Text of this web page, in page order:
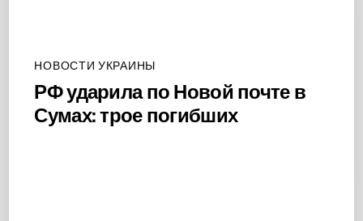
НОВОСТИ УКРАИНЫ
РФ ударила по Новой почте в
Сумах: трое погибших